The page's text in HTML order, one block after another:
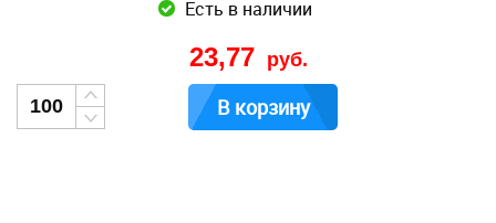
Есть в наличии
23,77 руб.
В корзину